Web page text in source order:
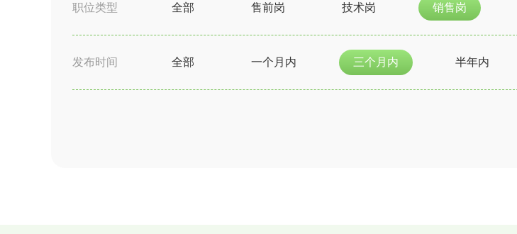
职位类型 全部 售前岗 技术岗 销售岗
发布时间 全部 一个月内 三个月内 半年内